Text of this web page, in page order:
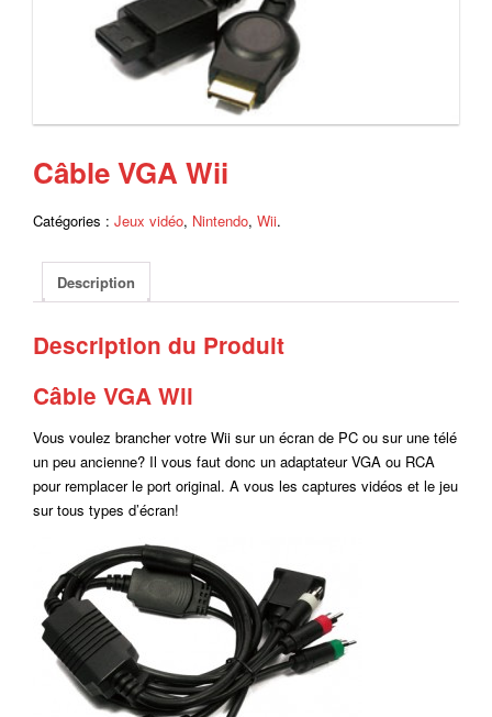
Câble VGA Wii
Catégories : Jeux vidéo, Nintendo, Wii.
Description
Description du Produit
Câble VGA Wii
Vous voulez brancher votre Wii sur un écran de PC ou sur une télé
un peu ancienne? Il vous faut donc un adaptateur VGA ou RCA
pour remplacer le port original. A vous les captures vidéos et le jeu
sur tous types d’écran!